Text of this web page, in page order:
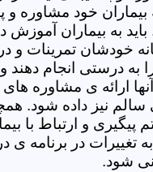
بیماران خود مشاوره و
باید به بیماران آموزش
خودشان تمرینات و
را به درستی انجام
آنها ارائه ی مشاوره
نیز داده شود.
و ارتباط با
تغییرات در برنامه ی
شود.